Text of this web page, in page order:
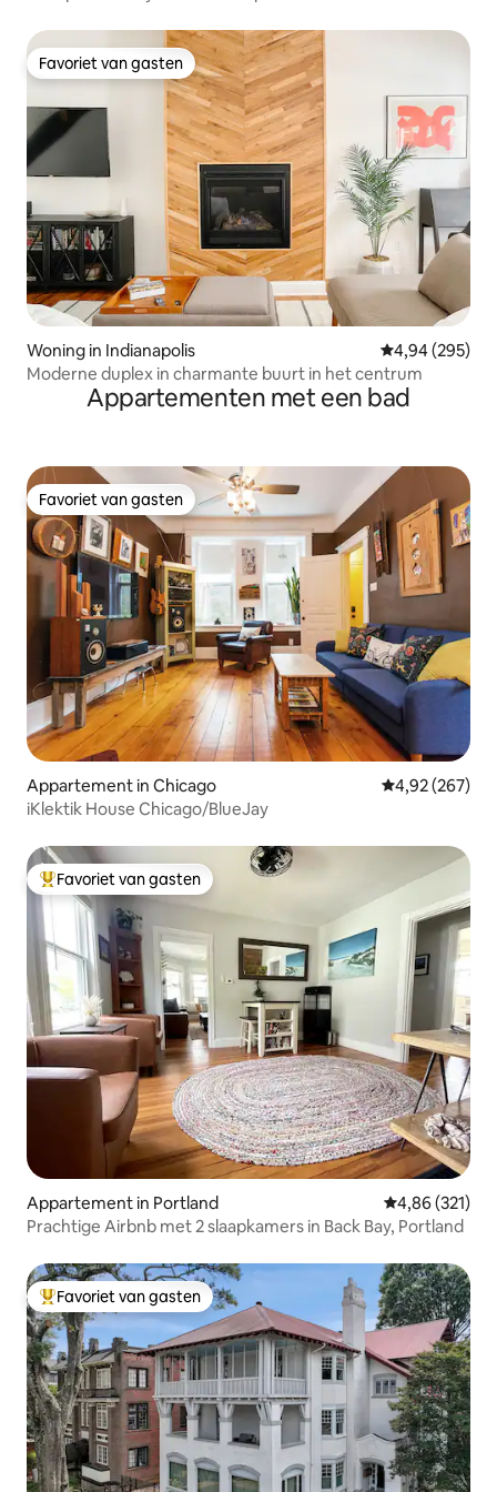
Favoriet van gasten
Favoriet van gasten
Woning in Indianapolis Gemiddelde
4,94 (295)
Moderne duplex in charmante buurt in het centrum
Appartementen met een bad
Favoriet van gasten
Favoriet van gasten
Appartement in Chicago Gemiddelde
4,92 (267)
iKlektik House Chicago/BlueJay
Topfavoriet van gasten
Favoriet van gasten
Appartement in Portland Gemiddelde
4,86 (321)
Prachtige Airbnb met 2 slaapkamers in Back Bay, Portland
Topfavoriet van gasten
Favoriet van gasten